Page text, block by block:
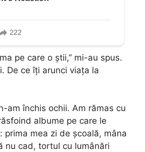
pe care o știi,” mi-au spus.
De ce îți arunci viața la
am închis ochii. Am rămas cu
albume pe care le
prima mea zi de școală, mâna
nu cad, tortul cu lumânări